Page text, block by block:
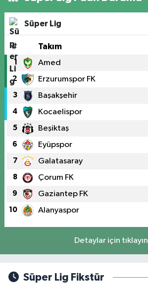
Süper Lig
# Takım
1 Amed
2 Erzurumspor FK
3 Başakşehir
4 Kocaelispor
5 Beşiktaş
6 Eyüpspor
7 Galatasaray
8 Çorum FK
9 Gaziantep FK
10 Alanyaspor
Detaylar için tıklayın
Süper Lig Fikstür